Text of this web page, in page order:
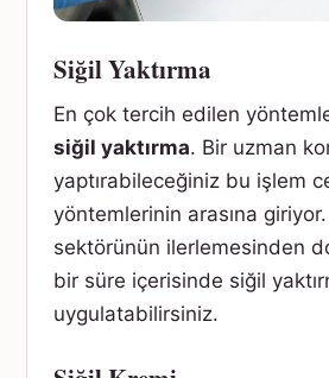
Siğil Yaktırma
En çok tercih edilen
siğil yaktırma. Bir uzman
yaptırabileceğiniz bu işlem
yöntemlerinin arasına giriyor.
sektörünün ilerlemesinden
bir süre içerisinde siğil
uygulatabilirsiniz.